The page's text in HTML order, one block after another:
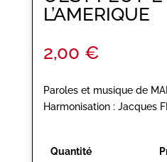
L’AMERIQUE
2,00 €
Paroles et musique de
Harmonisation : Jacques
Quantité